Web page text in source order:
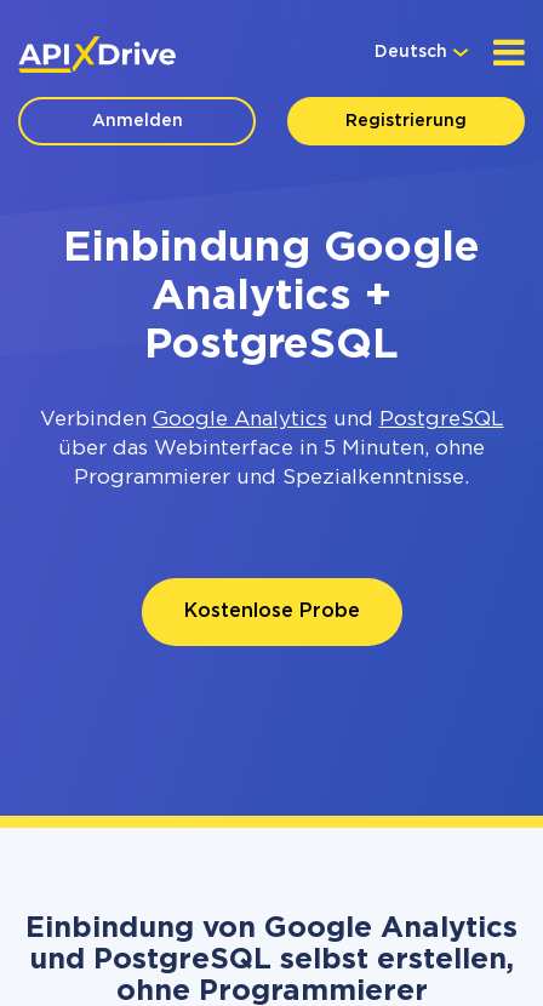
Deutsch
Anmelden Registrierung
Einbindung Google
Analytics +
PostgreSQL
Verbinden Google Analytics und
PostgreSQL
über das Webinterface in 5 Minuten, ohne
Programmierer und Spezialkenntnisse.
Kostenlose Probe
Einbindung von Google Analytics
und PostgreSQL selbst erstellen,
ohne Programmierer